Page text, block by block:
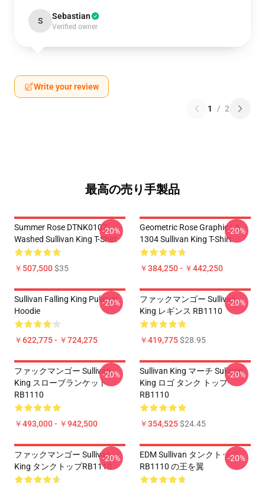
S Sebastian
Verified owner
Write your review
1 / 2
最高の売り手製品
Summer Rose DTNK0107
Washed Sullivan King T-Shirt
￥507,500$35
-20%
Geometric Rose Graphic LA
1304 Sullivan King T-Shirt
￥384,250 - ￥442,250
-20%
Sullivan Falling King Pullover
Hoodie
￥622,775 - ￥724,275
-20%
ファックマンゴー Sullivan
King レギンス RB1110
￥419,775$28.95
-20%
ファックマンゴー Sullivan
King スローブランケット
RB1110
￥493,000 - ￥942,500
-20%
Sullivan King マーチ Sullivan
King ロゴ タンク トップ
RB1110
￥354,525$24.45
-20%
ファックマンゴー Sullivan
King タンクトップRB1110
-20%
EDM Sullivan タンクトップ
RB1110 の王を翼
-20%